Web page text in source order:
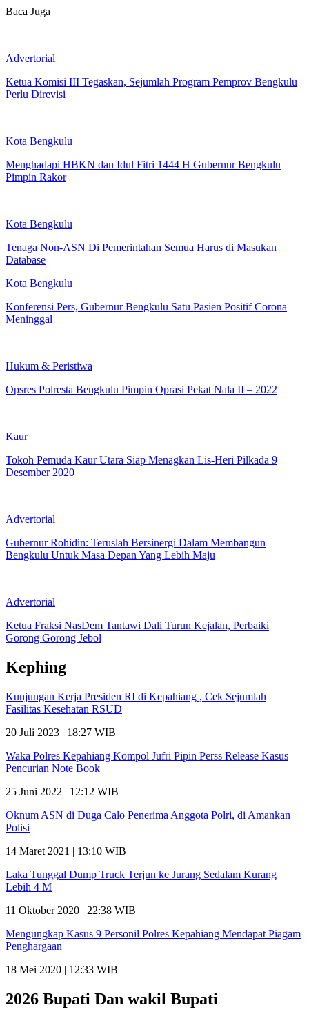
Baca Juga
Advertorial
Ketua Komisi III Tegaskan, Sejumlah Program Pemprov Bengkulu
Perlu Direvisi
Kota Bengkulu
Menghadapi HBKN dan Idul Fitri 1444 H Gubernur Bengkulu
Pimpin Rakor
Kota Bengkulu
Tenaga Non-ASN Di Pemerintahan Semua Harus di Masukan
Database
Kota Bengkulu
Konferensi Pers, Gubernur Bengkulu Satu Pasien Positif Corona
Meninggal
Hukum & Peristiwa
Opsres Polresta Bengkulu Pimpin Oprasi Pekat Nala II – 2022
Kaur
Tokoh Pemuda Kaur Utara Siap Menagkan Lis-Heri Pilkada 9
Desember 2020
Advertorial
Gubernur Rohidin: Teruslah Bersinergi Dalam Membangun
Bengkulu Untuk Masa Depan Yang Lebih Maju
Advertorial
Ketua Fraksi NasDem Tantawi Dali Turun Kejalan, Perbaiki
Gorong Gorong Jebol
Kephing
Kunjungan Kerja Presiden RI di Kepahiang , Cek Sejumlah
Fasilitas Kesehatan RSUD
20 Juli 2023 | 18:27 WIB
Waka Polres Kepahiang Kompol Jufri Pipin Perss Release Kasus
Pencurian Note Book
25 Juni 2022 | 12:12 WIB
Oknum ASN di Duga Calo Penerima Anggota Polri, di Amankan
Polisi
14 Maret 2021 | 13:10 WIB
Laka Tunggal Dump Truck Terjun ke Jurang Sedalam Kurang
Lebih 4 M
11 Oktober 2020 | 22:38 WIB
Mengungkap Kasus 9 Personil Polres Kepahiang Mendapat Piagam
Penghargaan
18 Mei 2020 | 12:33 WIB
2026 Bupati Dan wakil Bupati